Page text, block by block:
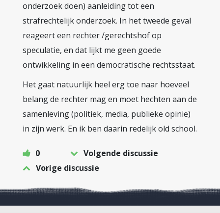
onderzoek doen) aanleiding tot een
strafrechtelijk onderzoek. In het tweede geval
reageert een rechter /gerechtshof op
speculatie, en dat lijkt me geen goede
ontwikkeling in een democratische rechtsstaat.
Het gaat natuurlijk heel erg toe naar hoeveel
belang de rechter mag en moet hechten aan de
samenleving (politiek, media, publieke opinie)
in zijn werk. En ik ben daarin redelijk old school.
0
Volgende discussie
Vorige discussie